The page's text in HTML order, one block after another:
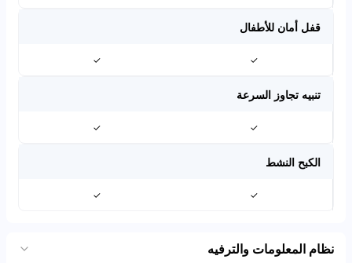
قفل أمان للأطفال
✓
✓
تنبيه تجاوز السرعة
✓
✓
الكبح النشط
✓
✓
نظام المعلومات والترفيه